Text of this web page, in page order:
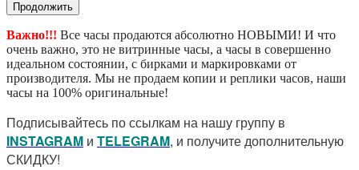
Продолжить
Важно!!! Все часы продаются абсолютно НОВЫМИ! И что
очень важно, это не витринные часы, а часы в совершенно
идеальном состоянии, с бирками и маркировками от
производителя. Мы не продаем копии и реплики часов, наши
часы на 100% оригинальные!
Подписывайтесь по ссылкам на нашу группу в
INSTAGRAM и TELEGRAM, и получите дополнительную
СКИДКУ!